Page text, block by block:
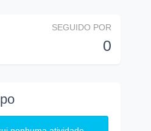
SEGUIDO POR
0